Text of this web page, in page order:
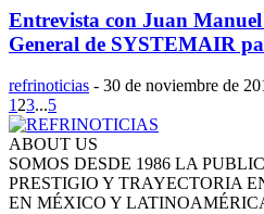
Entrevista con Juan
General de SYSTEMAIR
refrinoticias - 30 de noviembre de
123...5
ABOUT US
SOMOS DESDE 1986 LA
PRESTIGIO Y TRAYECTORIA
EN MÉXICO Y